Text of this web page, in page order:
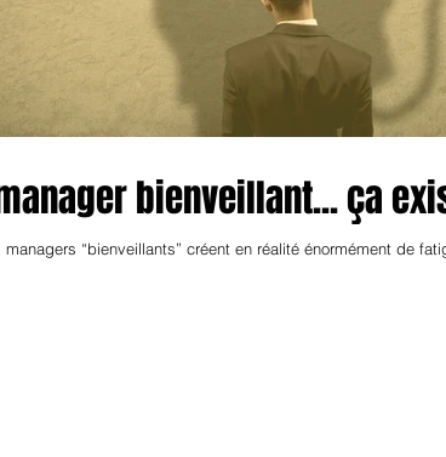
bienveillant... ça
managers “bienveillants” créent en réalité énormément de